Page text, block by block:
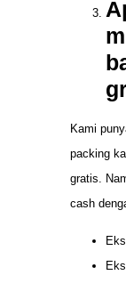
Kami
packing
gratis.
cash